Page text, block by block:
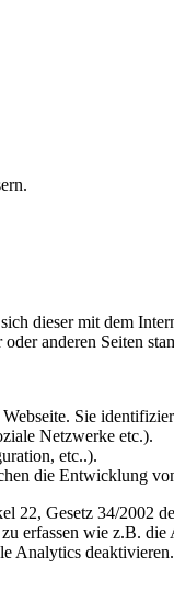
dieser mit dem
anderen Seiten
Sie
Netzwerke etc.).
etc..).
die Entwicklung
Gesetz 34/2002
erfassen wie z.B.
Analytics deaktivieren.